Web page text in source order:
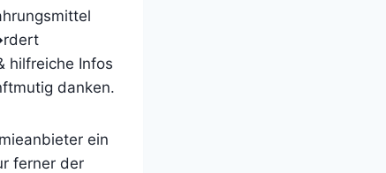
hilfreiche Infos
danken.
ein
ferner der